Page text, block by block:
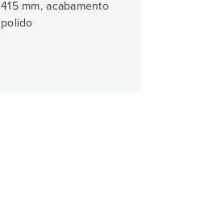
415 mm, acabamento
polido